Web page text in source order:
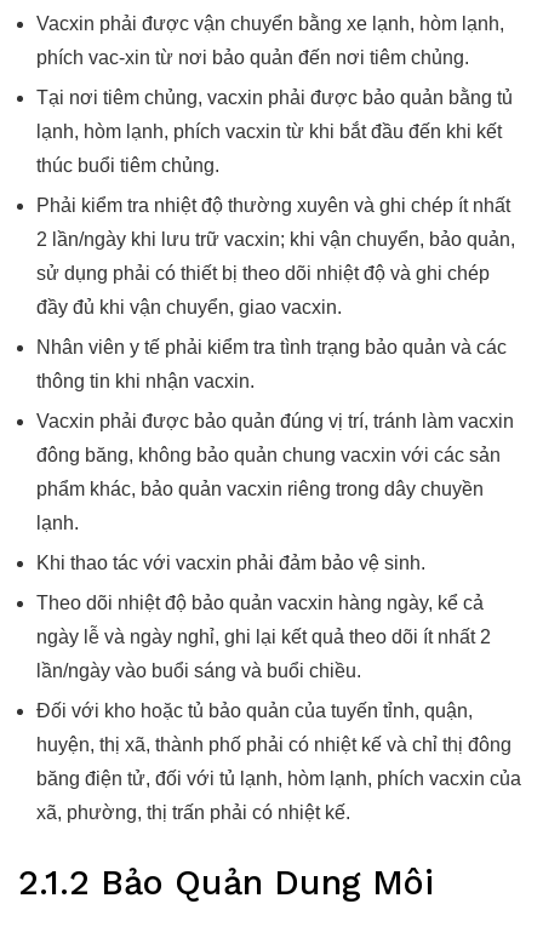
Vacxin phải được vận chuyển bằng xe lạnh, hòm lạnh,
phích vac-xin từ nơi bảo quản đến nơi tiêm chủng.
Tại nơi tiêm chủng, vacxin phải được bảo quản bằng tủ
lạnh, hòm lạnh, phích vacxin từ khi bắt đầu đến khi kết
thúc buổi tiêm chủng.
Phải kiểm tra nhiệt độ thường xuyên và ghi chép ít nhất
2 lần/ngày khi lưu trữ vacxin; khi vận chuyển, bảo quản,
sử dụng phải có thiết bị theo dõi nhiệt độ và ghi chép
đầy đủ khi vận chuyển, giao vacxin.
Nhân viên y tế phải kiểm tra tình trạng bảo quản và các
thông tin khi nhận vacxin.
Vacxin phải được bảo quản đúng vị trí, tránh làm vacxin
đông băng, không bảo quản chung vacxin với các sản
phẩm khác, bảo quản vacxin riêng trong dây chuyền
lạnh.
Khi thao tác với vacxin phải đảm bảo vệ sinh.
Theo dõi nhiệt độ bảo quản vacxin hàng ngày, kể cả
ngày lễ và ngày nghỉ, ghi lại kết quả theo dõi ít nhất 2
lần/ngày vào buổi sáng và buổi chiều.
Đối với kho hoặc tủ bảo quản của tuyến tỉnh, quận,
huyện, thị xã, thành phố phải có nhiệt kế và chỉ thị đông
băng điện tử, đối với tủ lạnh, hòm lạnh, phích vacxin của
xã, phường, thị trấn phải có nhiệt kế.
2.1.2 Bảo Quản Dung Môi